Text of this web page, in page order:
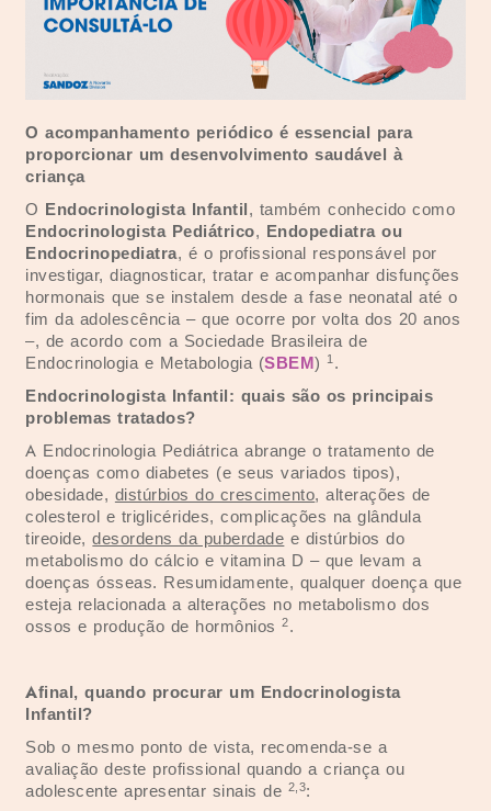
O acompanhamento periódico é essencial para
proporcionar um desenvolvimento saudável à
criança
O Endocrinologista Infantil, também conhecido como
Endocrinologista Pediátrico, Endopediatra ou
Endocrinopediatra, é o profissional responsável por
investigar, diagnosticar, tratar e acompanhar disfunções
hormonais que se instalem desde a fase neonatal até o
fim da adolescência – que ocorre por volta dos 20 anos
–, de acordo com a Sociedade Brasileira de
Endocrinologia e Metabologia (SBEM) 1.
Endocrinologista Infantil: quais são os principais
problemas tratados?
A Endocrinologia Pediátrica abrange o tratamento de
doenças como diabetes (e seus variados tipos),
obesidade, distúrbios do crescimento, alterações de
colesterol e triglicérides, complicações na glândula
tireoide,desordens da puberdade e distúrbios do
metabolismo do cálcio e vitamina D – que levam a
doenças ósseas. Resumidamente, qualquer doença que
esteja relacionada a alterações no metabolismo dos
ossos e produção de hormônios2.
Afinal, quando procurar um Endocrinologista
Infantil?
Sob o mesmo ponto de vista, recomenda-se a
avaliação deste profissional quando a criança ou
adolescente apresentar sinais de 2,3: